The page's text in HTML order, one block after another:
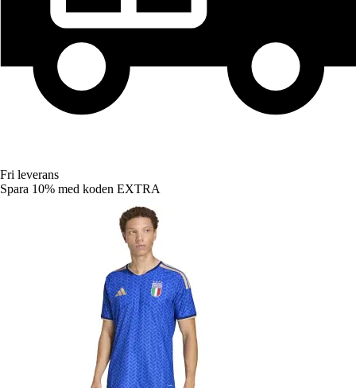
Fri leverans
Spara 10% med koden EXTRA